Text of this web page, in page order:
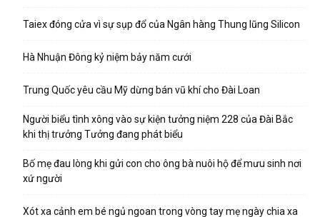
Taiex đóng cửa vì sự sụp đổ của Ngân hàng Thung lũng Silicon
Hà Nhuận Đông kỷ niệm bảy năm cưới
Trung Quốc yêu cầu Mỹ dừng bán vũ khí cho Đài Loan
Người biểu tình xông vào sự kiện tưởng niệm 228 của Đài Bắc
khi thị trưởng Tưởng đang phát biểu
Bố mẹ đau lòng khi gửi con cho ông bà nuôi hộ để mưu sinh nơi
xứ người
Xót xa cảnh em bé ngủ ngoan trong vòng tay mẹ ngày chia xa